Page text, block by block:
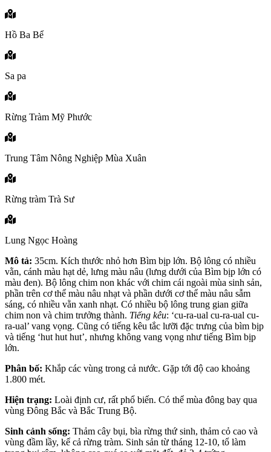
Hồ Ba Bể
Sa pa
Rừng Tràm Mỹ Phước
Trung Tâm Nông Nghiệp Mùa Xuân
Rừng tràm Trà Sư
Lung Ngọc Hoàng
Mô tả: 35cm. Kích thước nhỏ hơn Bìm bịp lớn. Bộ lông có nhiều
vằn, cánh màu hạt dẻ, lưng màu nâu (lưng dưới của Bìm bịp lớn có
màu đen). Bộ lông chim non khác với chim cái ngoài mùa sinh sản,
phần trên cơ thể màu nâu nhạt và phần dưới cơ thể màu nâu sẫm
sáng, có nhiều vằn xanh nhạt. Có nhiều bộ lông trung gian giữa
chim non và chim trưởng thành. Tiếng kêu: ‘cu-ra-ual cu-ra-ual cu-
ra-ual’ vang vọng. Cũng có tiếng kêu tắc lưỡi đặc trưng của bìm bịp
và tiếng ‘hut hut hut’, nhưng không vang vọng như tiếng Bìm bịp
lớn.
Phân bố: Khắp các vùng trong cả nước. Gặp tới độ cao khoảng
1.800 mét.
Hiện trạng: Loài định cư, rất phổ biến. Có thể mùa đông bay qua
vùng Đông Bắc và Bắc Trung Bộ.
Sinh cảnh sống: Thảm cây bụi, bìa rừng thứ sinh, thảm cỏ cao và
vùng đầm lầy, kể cả rừng tràm. Sinh sản từ tháng 12-10, tổ làm